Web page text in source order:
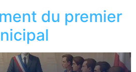
du premier